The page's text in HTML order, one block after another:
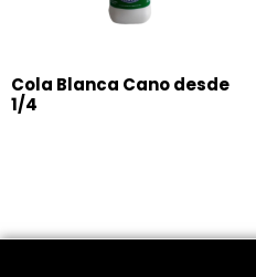
Cola Blanca Cano desde
1/4